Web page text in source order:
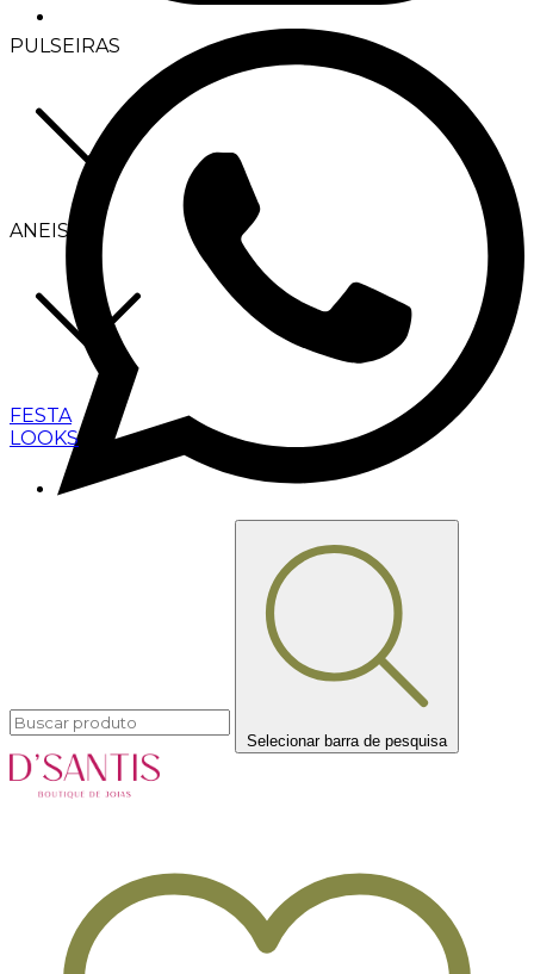
PULSEIRAS
ANEIS
FESTA
LOOKS
Selecionar barra de pesquisa